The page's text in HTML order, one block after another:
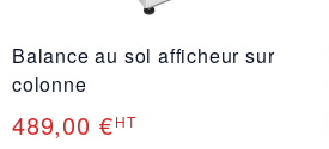
Balance au sol afficheur sur
colonne
489,00 €HT